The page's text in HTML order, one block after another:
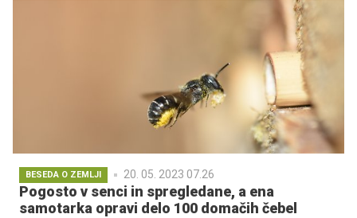
BESEDA O ZEMLJI 20. 05. 2023 07.26
Pogosto v senci in spregledane, a ena
samotarka opravi delo 100 domačih čebel